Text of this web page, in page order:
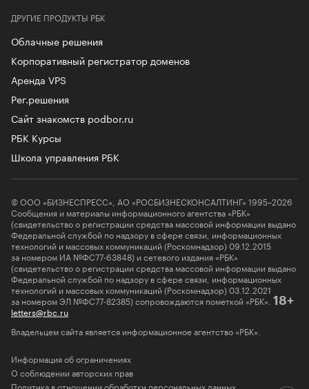
ДРУГИЕ ПРОДУКТЫ РБК
Облачные решения
Корпоративный регистратор доменов
Аренда VPS
Рег.решения
Сайт знакомств podbor.ru
РБК Курсы
Школа управления РБК
© ООО «БИЗНЕСПРЕСС», АО «РОСБИЗНЕСКОНСАЛТИНГ» 1995–2026
Сообщения и материалы информационного агентства «РБК»
(свидетельство о регистрации средства массовой информации выдано
Федеральной службой по надзору в сфере связи, информационных
технологий и массовых коммуникаций (Роскомнадзор) 09.12.2015
за номером ИА №ФС77-63848) и сетевого издания «РБК»
(свидетельство о регистрации средства массовой информации выдано
Федеральной службой по надзору в сфере связи, информационных
технологий и массовых коммуникаций (Роскомнадзор) 03.12.2021
за номером ЭЛ №ФС77-82385) сопровождаются пометкой «РБК». 18+
letters@rbc.ru
Владельцем сайта является информационное агентство «РБК».
Информация об ограничениях
О соблюдении авторских прав
Политика в отношении обработки персональных данных